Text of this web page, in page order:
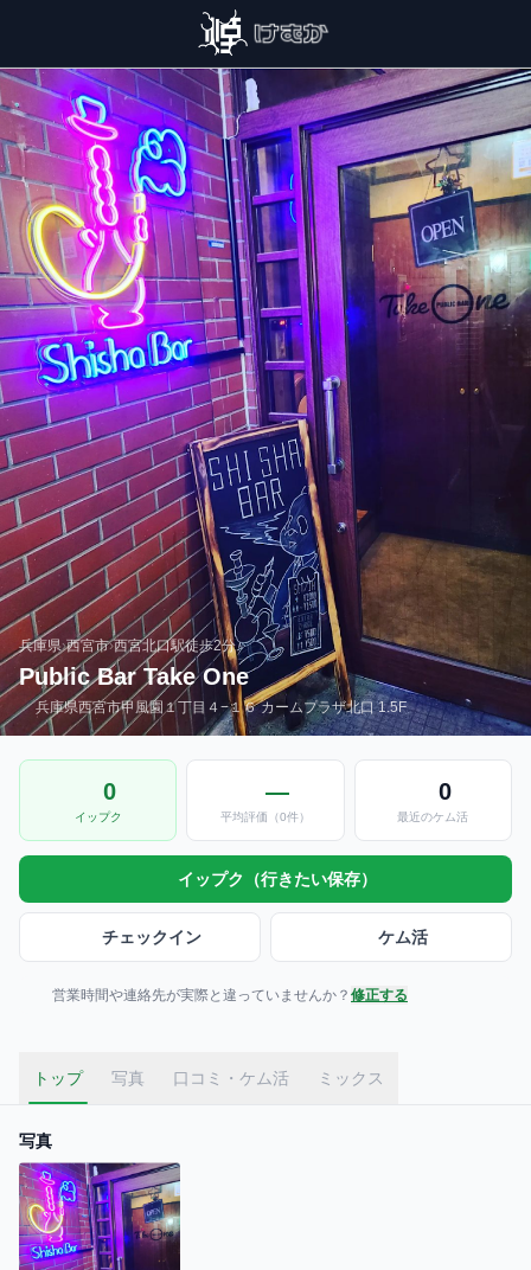
兵庫県›西宮市›西宮北口駅徒歩2分
Public Bar Take One
兵庫県西宮市甲風園１丁目４−１６ カームプラザ北口 1.5F
0
イップク
—
平均評価（0件）
0
最近のケム活
イップク（行きたい保存）
チェックイン ケム活
営業時間や連絡先が実際と違っていませんか？ 修正する
トップ 写真 口コミ・ケム活 ミックス
写真